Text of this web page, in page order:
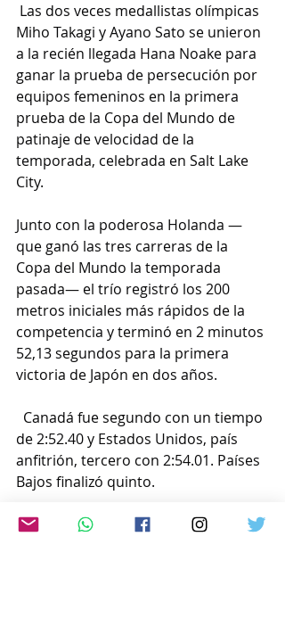
Las dos veces medallistas olímpicas
Miho Takagi y Ayano Sato se unieron
a la recién llegada Hana Noake para
ganar la prueba de persecución por
equipos femeninos en la primera
prueba de la Copa del Mundo de
patinaje de velocidad de la
temporada, celebrada en Salt Lake
City.
Junto con la poderosa Holanda —
que ganó las tres carreras de la
Copa del Mundo la temporada
pasada— el trío registró los 200
metros iniciales más rápidos de la
competencia y terminó en 2 minutos
52,13 segundos para la primera
victoria de Japón en dos años.
Canadá fue segundo con un tiempo
de 2:52.40 y Estados Unidos, país
anfitrión, tercero con 2:54.01. Países
Bajos finalizó quinto.
El trío japonés buscará recuperar el